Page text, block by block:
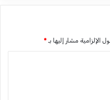
الإلزامية مشار إليها بـ *